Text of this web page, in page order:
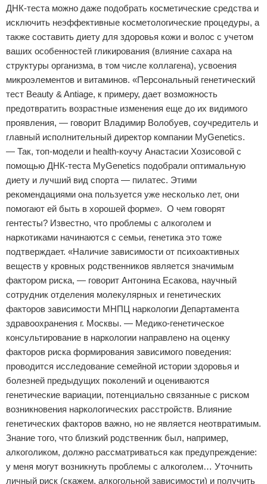
ДНК-теста можно даже подобрать косметические средства и
исключить неэффективные косметологические процедуры, а
также составить диету для здоровья кожи и волос с учетом
ваших особенностей гликирования (влияние сахара на
структуры организма, в том числе коллагена), усвоения
микроэлементов и витаминов. «Персональный генетический
тест Beauty & Antiage, к примеру, дает возможность
предотвратить возрастные изменения еще до их видимого
проявления, — говорит Владимир Волобуев, соучредитель и
главный исполнительный директор компании MyGenetics.
— Так, топ-модели и health-коучу Анастасии Хозисовой с
помощью ДНК-теста MyGenetics подобрали оптимальную
диету и лучший вид спорта — пилатес. Этими
рекомендациями она пользуется уже несколько лет, они
помогают ей быть в хорошей форме». О чем говорят
гентесты? Известно, что проблемы с алкоголем и
наркотиками начинаются с семьи, генетика это тоже
подтверждает. «Наличие зависимости от психоактивных
веществ у кровных родственников является значимым
фактором риска, — говорит Антонина Есакова, научный
сотрудник отделения молекулярных и генетических
факторов зависимости МНПЦ наркологии Департамента
здравоохранения г. Москвы. — Медико-генетическое
консультирование в наркологии направлено на оценку
факторов риска формирования зависимого поведения:
проводится исследование семейной истории здоровья и
болезней предыдущих поколений и оцениваются
генетические вариации, потенциально связанные с риском
возникновения наркологических расстройств. Влияние
генетических факторов важно, но не является неотвратимым.
Знание того, что близкий родственник был, например,
алкоголиком, должно рассматриваться как предупреждение:
у меня могут возникнуть проблемы с алкоголем… Уточнить
личный риск (скажем, алкогольной зависимости) и получить